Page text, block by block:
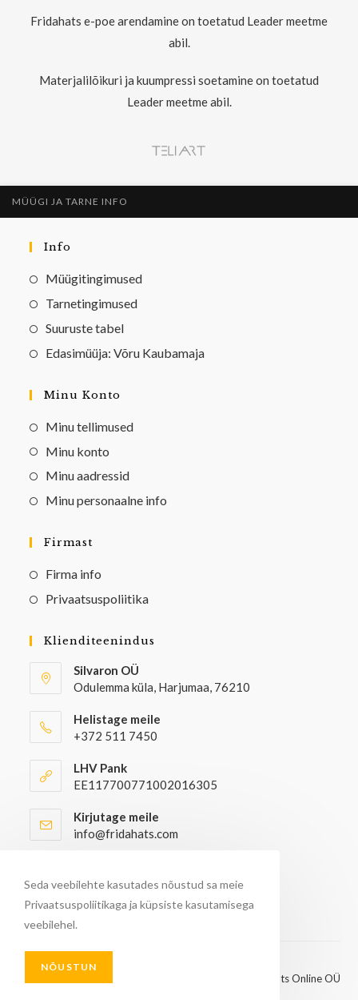
Fridahats e-poe arendamine on toetatud Leader meetme
abil.
Materjalilõikuri ja kuumpressi soetamine on toetatud
Leader meetme abil.
MÜÜGI JA TARNE INFO
Info
Müügitingimused
Tarnetingimused
Suuruste tabel
Edasimüüja: Võru Kaubamaja
Minu Konto
Minu tellimused
Minu konto
Minu aadressid
Minu personaalne info
Firmast
Firma info
Privaatsuspoliitika
Klienditeenindus
Silvaron OÜ
Odulemma küla, Harjumaa, 76210
Helistage meile
+372 511 7450
LHV Pank
EE117700771002016305
Kirjutage meile
info@fridahats.com
info@fridahats.com
© Kõik õigused kaitstud 2026 - FridaHats Online OÜ
Seda veebilehte kasutades nõustud sa meie
Privaatsuspoliitikaga ja küpsiste kasutamisega
veebilehel.
NÕUSTUN